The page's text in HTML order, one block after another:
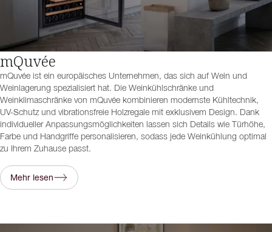
mQuvée
mQuvée ist ein europäisches Unternehmen, das sich auf Wein und
Weinlagerung spezialisiert hat. Die Weinkühlschränke und
Weinklimaschränke von mQuvée kombinieren modernste Kühltechnik,
UV-Schutz und vibrationsfreie Holzregale mit exklusivem Design. Dank
individueller Anpassungsmöglichkeiten lassen sich Details wie Türhöhe,
Farbe und Handgriffe personalisieren, sodass jede Weinkühlung optimal
zu Ihrem Zuhause passt.
Mehr lesen